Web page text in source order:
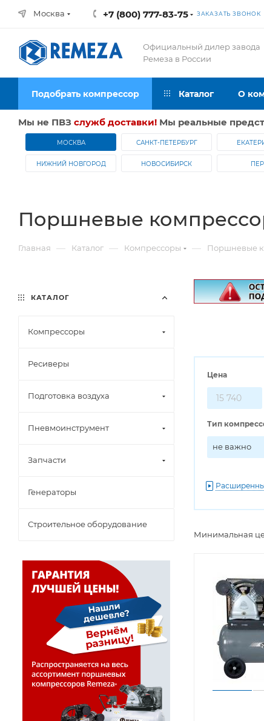
Москва +7 (800) 777-83-75 ЗАКАЗАТЬ ЗВОНОК
Официальный дилер завода
Ремеза в России
Подобрать компрессор Каталог О
Мы не ПВЗ служб доставки! Мы реальные
МОСКВА САНКТ-ПЕТЕРБУРГ
НИЖНИЙ НОВГОРОД НОВОСИБИРСК
Поршневые
Главная — Каталог — Компрессоры — Поршневые
Цена
Тип
не важно
Минимальная
КАТАЛОГ
Компрессоры
Ресиверы
Подготовка воздуха
Пневмоинструмент
Запчасти
Генераторы
Строительное оборудование